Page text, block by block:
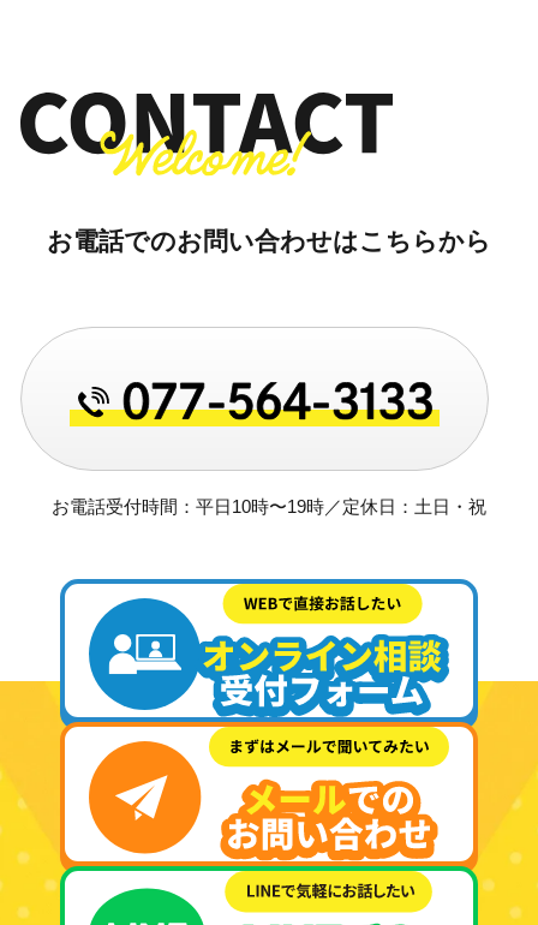
お電話でのお問い合わせはこちらから
お電話受付時間：平日10時〜19時／定休日：土日・祝